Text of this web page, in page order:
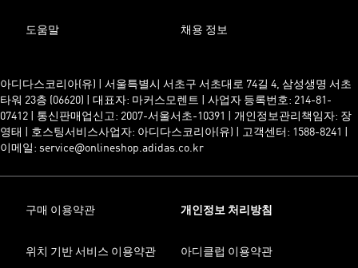
도움말 채용 정보
아디다스코리아(유) | 서울특별시 서초구 서초대로 74길 4, 삼성생명 서초
타워 23층 (06620) | 대표자: 마커스모렌트 | 사업자 등록번호: 214-81-
07412 | 통신판매업신고: 2007-서울서초-10391 | 개인정보관리책임자: 장
영태 | 호스팅서비스사업자: 아디다스코리아(유) | 고객센터: 1588-8241 |
이메일: service@onlineshop.adidas.co.kr
구매 이용약관 개인정보 처리방침
위치 기반 서비스 이용약관 아디클럽 이용약관